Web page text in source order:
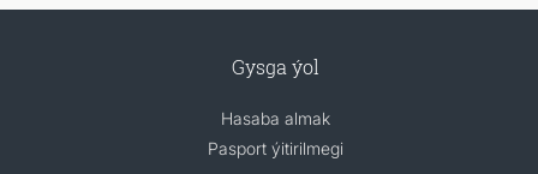
Gysga ýol
Hasaba almak
Pasport ýitirilmegi